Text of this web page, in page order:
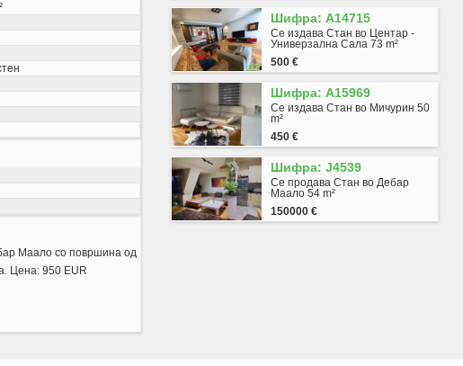
Маало со површина од
Цена: 950 EUR
Шифра: A14715
Се издава Стан во Центар -
Универзална Сала 73 m²
500 €
Шифра: A15969
Се издава Стан во Мичурин 50
m²
450 €
Шифра: J4539
Се продава Стан во Дебар
Маало 54 m²
150000 €